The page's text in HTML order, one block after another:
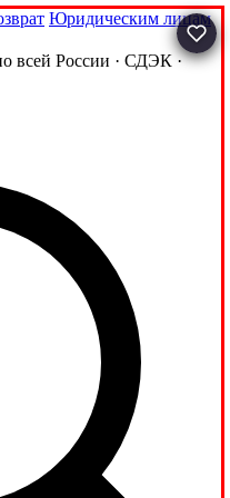
Юридическим лицам
всей России · СДЭК ·